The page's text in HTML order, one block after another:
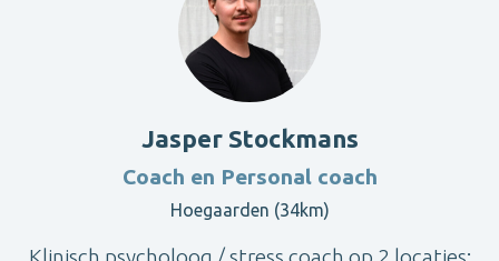
Jasper Stockmans
Coach en Personal coach
Hoegaarden (34km)